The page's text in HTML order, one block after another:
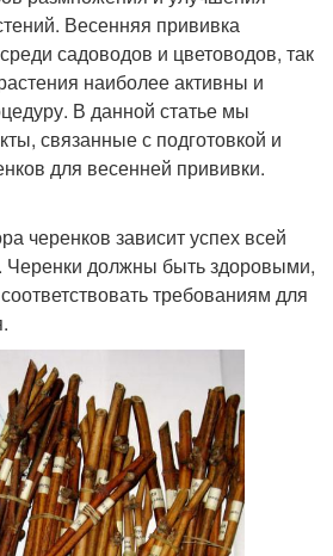
Весенняя прививка
садоводов и цветоводов, так
наиболее активны и
В данной статье мы
связанные с подготовкой и
для весенней прививки.
черенков зависит успех всей
Черенки должны быть здоровыми,
требованиям для